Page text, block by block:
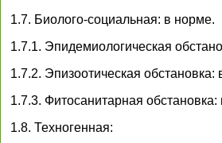
1.7. Биолого-социальная: в норме.
1.7.1. Эпидемиологическая
1.7.2. Эпизоотическая обстановка:
1.7.3. Фитосанитарная обстановка:
1.8. Техногенная: